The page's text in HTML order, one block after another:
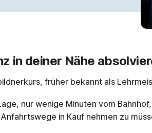
in deiner Nähe
früher bekannt als
nur wenige Minuten vom
in Kauf nehmen zu